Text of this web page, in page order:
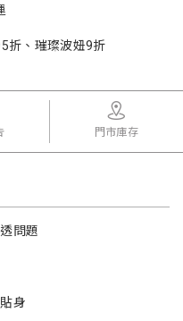
折、璀璨波妞9折
門市庫存
問題
身